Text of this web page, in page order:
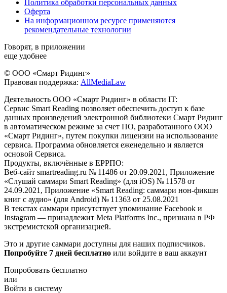
Политика обработки персональных данных
Оферта
На информационном ресурсе применяются
рекомендательные технологии
Говорят, в приложении
еще удобнее
© ООО «Смарт Ридинг»
Правовая поддержка: AllMediaLaw
Деятельность ООО «Смарт Ридинг» в области IT:
Сервис Smart Reading позволяет обеспечить доступ к базе
данных произведений электронной библиотеки Смарт Ридинг
в автоматическом режиме за счет ПО, разработанного ООО
«Смарт Ридинг», путем покупки лицензии на использование
сервиса. Программа обновляется еженедельно и является
основой Сервиса.
Продукты, включённые в ЕРРПО:
Веб-сайт smartreading.ru № 11486 от 20.09.2021, Приложение
«Слушай саммари Smart Reading» (для iOS) № 11578 от
24.09.2021, Приложение «Smart Reading: саммари нон-фикшн
книг с аудио» (для Android) № 11363 от 25.08.2021
В текстах саммари присутствует упоминание Facebook и
Instagram — принадлежит Meta Platforms Inc., признана в РФ
экстремистской организацией.
Это и другие саммари доступны для наших подписчиков.
Попробуйте 7 дней бесплатно или войдите в ваш аккаунт
Попробовать бесплатно
или
Войти в систему